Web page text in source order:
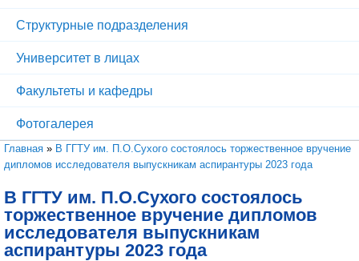
Структурные подразделения
Университет в лицах
Факультеты и кафедры
Фотогалерея
Вы здесь
Главная » В ГГТУ им. П.О.Сухого состоялось торжественное вручение
дипломов исследователя выпускникам аспирантуры 2023 года
В ГГТУ им. П.О.Сухого состоялось
торжественное вручение дипломов
исследователя выпускникам
аспирантуры 2023 года